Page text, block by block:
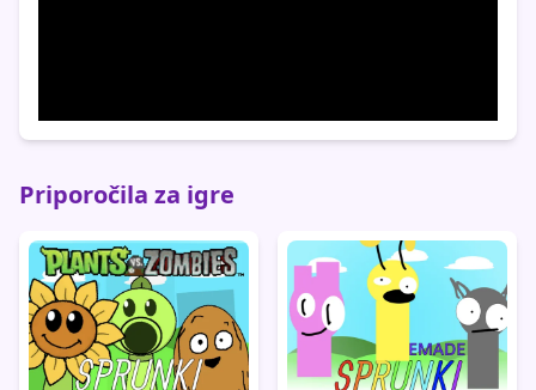
Priporočila za igre